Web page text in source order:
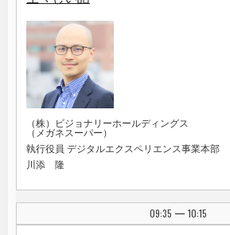
（株）ビジョナリーホールディングス
（メガネスーパー）
執行役員 デジタルエクスペリエンス事業本部
川添 隆
09:35 | 10:15